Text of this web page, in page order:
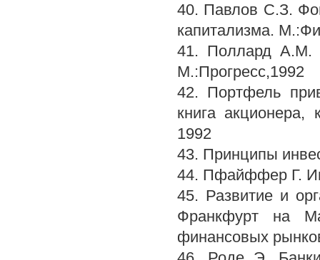
40. Павлов С.З.
капитализма.
41. Поллард
М.:Прогресс,1992
42. Портфель
книга акционера,
1992
43. Принципы
44. Пфайффер Г.
45. Развитие и
Франкфурт на
финансовых